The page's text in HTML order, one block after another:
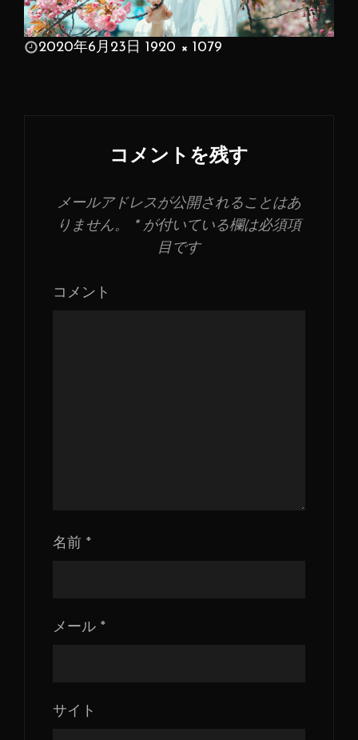
投2020年6月23日 1920 × 1079
コメントを残す
メールアドレスが公開されることはあ
りません。
*が付いている欄は必須項
目です
コメント
名前 *
メール *
サイト